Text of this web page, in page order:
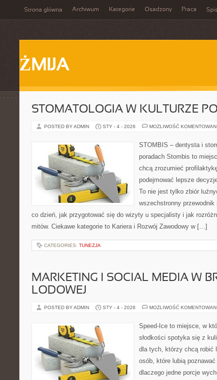
Strona główna Archiwum Kategorie Osadzony Praca
ŻMIJA
STOMATOLOGIA W KULTURZE
POSTED BY ADMIN STY - 4 - 2026 MOŻLIWOŚĆ
STOMBIS – dentysta i
poradach Stombis to
chcą zrozumieć
podejmować lepsze
To nie jest tylko zbiór
wszechstronny
co dzień, jak przygotować się do wizyty u specjalisty i jak
mitów. Ciekawe kategorie to Kariera i Rozwój Zawodowy w […]
CATEGORIES: TUNEZJA
MARKETING I SOCIAL MEDIA W
LODOWEJ
POSTED BY ADMIN STY - 4 - 2026 MOŻLIWOŚĆ
Speed-Ice to miejsce, w
słodkości spotyka się z
dla tych, którzy chcą robić
osób, które lubią
dlaczego jedne porcje